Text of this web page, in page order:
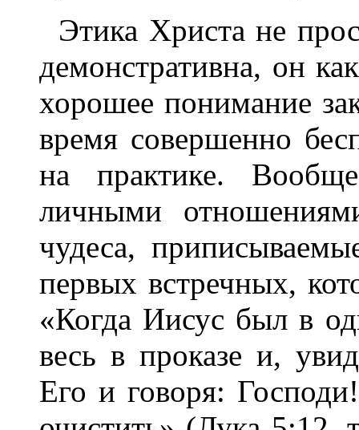
Этика Христа не
демонстративна, он
хорошее понимание
время совершенно
на практике.
личными
чудеса,
первых встречных,
«Когда Иисус был в
весь в проказе и,
Его и говоря: